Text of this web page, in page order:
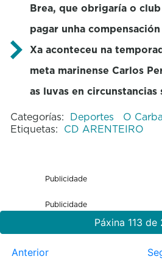
Brea, que obrigaría o
pagar unha
Xa aconteceu na
meta marinense Carlos
as luvas en circunstancias
Categorías: Deportes O
Etiquetas: CD ARENTEIRO
Publicidade
Publicidade
Páxina 113 de
Anterior